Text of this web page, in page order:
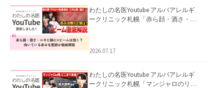
わたしの名医Youtube アルバアレルギ
ークリニック札幌「赤ら顔・酒さ・ニ
した。
2026.07.17
わたしの名医Youtube アルバアレルギ
ークリニック札幌「マンジャロのリア